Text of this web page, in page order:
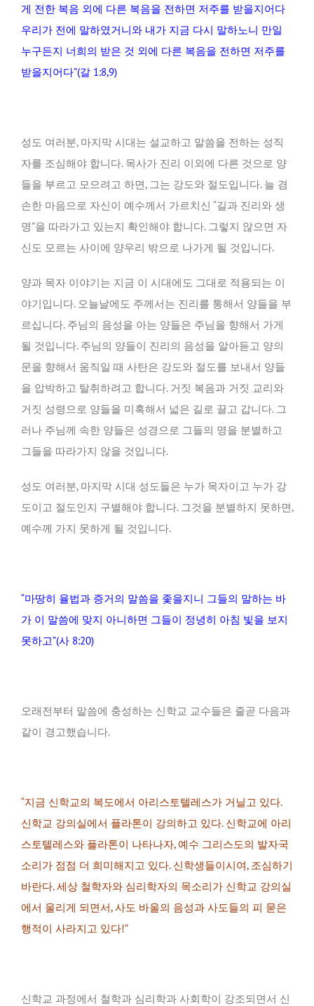
게 전한 복음 외에 다른 복음을 전하면 저주를 받을지어다
우리가 전에 말하였거니와 내가 지금 다시 말하노니 만일
누구든지 너희의 받은 것 외에 다른 복음을 전하면 저주를
받을지어다”(갈 1:8,9)
성도 여러분, 마지막 시대는 설교하고 말씀을 전하는 성직
자를 조심해야 합니다. 목사가 진리 이외에 다른 것으로 양
들을 부르고 모으려고 하면, 그는 강도와 절도입니다. 늘 겸
손한 마음으로 자신이 예수께서 가르치신 “길과 진리와 생
명”을 따라가고 있는지 확인해야 합니다. 그렇지 않으면 자
신도 모르는 사이에 양우리 밖으로 나가게 될 것입니다.
양과 목자 이야기는 지금 이 시대에도 그대로 적용되는 이
야기입니다. 오늘날에도 주께서는 진리를 통해서 양들을 부
르십니다. 주님의 음성을 아는 양들은 주님을 향해서 가게
될 것입니다. 주님의 양들이 진리의 음성을 알아듣고 양의
문을 향해서 움직일 때 사탄은 강도와 절도를 보내서 양들
을 압박하고 탈취하려고 합니다. 거짓 복음과 거짓 교리와
거짓 성령으로 양들을 미혹해서 넓은 길로 끌고 갑니다. 그
러나 주님께 속한 양들은 성경으로 그들의 영을 분별하고
그들을 따라가지 않을 것입니다.
성도 여러분, 마지막 시대 성도들은 누가 목자이고 누가 강
도이고 절도인지 구별해야 합니다. 그것을 분별하지 못하면,
예수께 가지 못하게 될 것입니다.
“마땅히 율법과 증거의 말씀을 좇을지니 그들의 말하는 바
가 이 말씀에 맞지 아니하면 그들이 정녕히 아침 빛을 보지
못하고”(사 8:20)
오래전부터 말씀에 충성하는 신학교 교수들은 줄곧 다음과
같이 경고했습니다.
“지금 신학교의 복도에서 아리스토텔레스가 거닐고 있다.
신학교 강의실에서 플라톤이 강의하고 있다. 신학교에 아리
스토텔레스와 플라톤이 나타나자, 예수 그리스도의 발자국
소리가 점점 더 희미해지고 있다. 신학생들이시여, 조심하기
바란다. 세상 철학자와 심리학자의 목소리가 신학교 강의실
에서 울리게 되면서, 사도 바울의 음성과 사도들의 피 묻은
행적이 사라지고 있다!”
신학교 과정에서 철학과 심리학과 사회학이 강조되면서 신